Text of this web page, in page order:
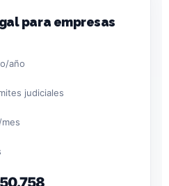
para empresas
año
judiciales